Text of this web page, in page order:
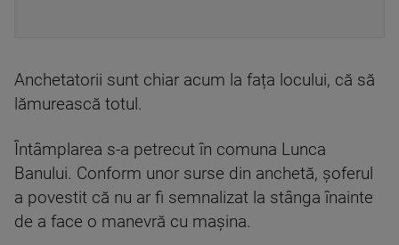
Anchetatorii sunt chiar acum la fața locului, că să
lămurească totul.
Întâmplarea s-a petrecut în comuna Lunca
Banului. Conform unor surse din anchetă, șoferul
a povestit că nu ar fi semnalizat la stânga înainte
de a face o manevră cu mașina.